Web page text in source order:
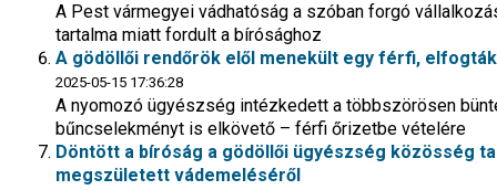
A Pest vármegyei vádhatóság a szóban forgó
tartalma miatt fordult a bírósághoz
A gödöllői rendőrök elől menekült egy férfi, elfogták
2025-05-15 17:36:28
A nyomozó ügyészség intézkedett a többszörösen
bűncselekményt is elkövető – férfi őrizetbe vételére
Döntött a bíróság a gödöllői ügyészség közösség
megszületett vádemeléséről